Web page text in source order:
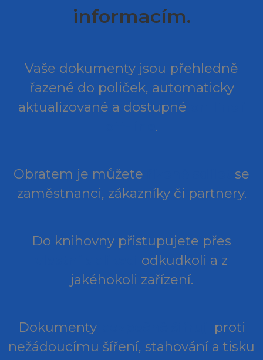
informacím.
Vaše dokumenty jsou přehledně
řazené do poliček, automaticky
aktualizované a dostupné
.
Obratem je můžete
se
zaměstnanci, zákazníky či partnery.
Do knihovny přistupujete přes
odkudkoli a z
jakéhokoli zařízení.
Dokumenty
proti
nežádoucímu šíření, stahování a tisku